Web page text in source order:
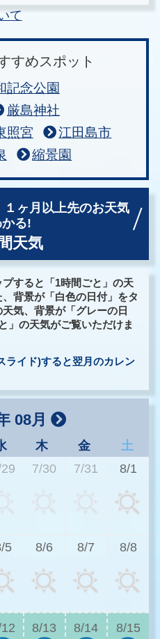
て
すめスポット
記念公園
厳島神社
照宮
江田島市
縮景園
１ヶ月以上先のお天気
かる!
天気
すると「1時間ごと」の天
背景が「白色の日付」をタ
気、背景が「グレーの日
」の天気がご覧いただけま
ライド)すると翌月のカレン
08月
木 金
土
7/30 7/31 8/1
5 8/6 8/7 8/8
8/13 8/14 8/15